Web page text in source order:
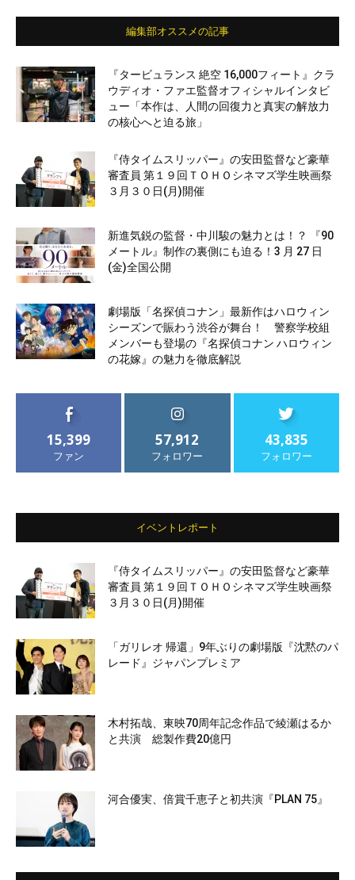
編集部オススメの記事
『タービュランス 絶空 16,000フィート』クラ
ウディオ・ファエ監督オフィシャルインタビ
ュー「本作は、人間の回復力と真実の解放力
の核心へと迫る旅」
『侍タイムスリッパー』の安田監督など豪華
審査員 第１９回ＴＯＨＯシネマズ学生映画祭
３月３０日(月)開催
新進気鋭の監督・中川駿の魅力とは！？ 『90
メートル』制作の裏側にも迫る！3 月 27 日
(金)全国公開
劇場版「名探偵コナン」最新作はハロウィン
シーズンで賑わう渋谷が舞台！ 警察学校組
メンバーも登場の『名探偵コナン ハロウィン
の花嫁』の魅力を徹底解説
15,399
ファン
57,912
フォロワー
43,835
フォロワー
イベントレポート
『侍タイムスリッパー』の安田監督など豪華
審査員 第１９回ＴＯＨＯシネマズ学生映画祭
３月３０日(月)開催
「ガリレオ 帰還」9年ぶりの劇場版『沈黙のパ
レード』ジャパンプレミア
木村拓哉、東映70周年記念作品で綾瀬はるか
と共演 総製作費20億円
河合優実、倍賞千恵子と初共演『PLAN 75』